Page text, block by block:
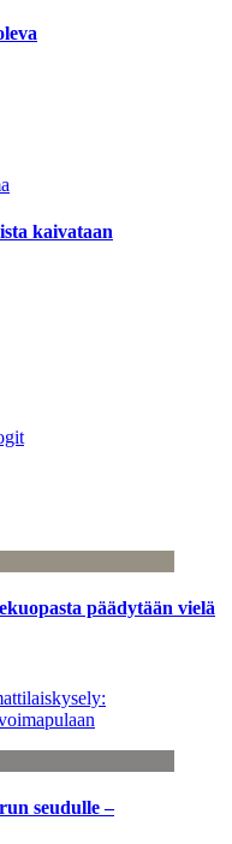
kaivataan
päädytään vielä
seudulle –